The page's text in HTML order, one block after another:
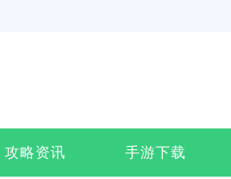
攻略资讯 手游下载